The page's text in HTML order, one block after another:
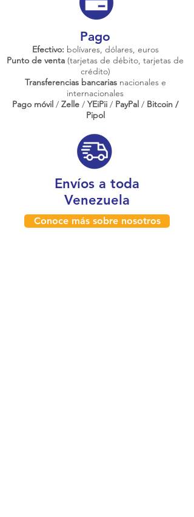
Pago
Efectivo: bolívares, dólares, euros
Punto de venta (tarjetas de débito, tarjetas de
crédito)
Transferencias bancariasnacionales e
internacionales
Pago móvil / Zelle / YEiPii / PayPal / Bitcoin /
Pipol
Envíos a toda
Venezuela
Conoce más sobre nosotros